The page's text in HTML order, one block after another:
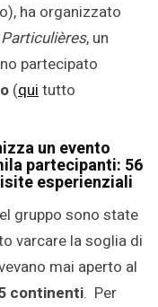
ha organizzato
, un
partecipato
(quitutto
un evento
partecipanti: 56
esperienziali
gruppo sono state
varcare la soglia di
mai aperto al
continenti. Per